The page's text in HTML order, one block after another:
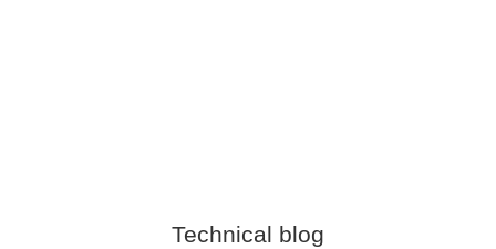
Technical blog